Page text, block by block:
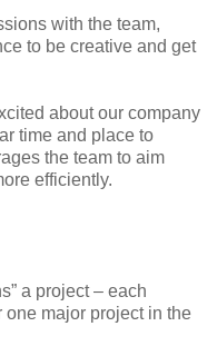
with the team,
to be creative and get
about our company
time and place to
the team to aim
efficiently.
a project – each
major project in the